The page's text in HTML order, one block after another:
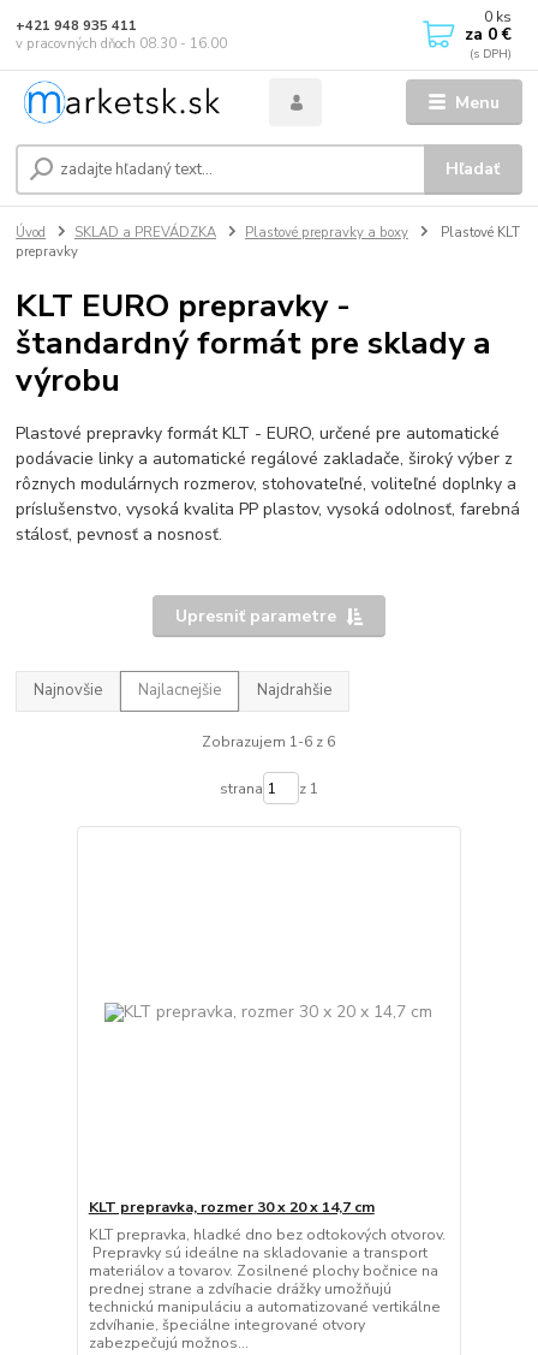
Menu
Hľadať
+421 948 935 411
v pracovných dňoch 08.30 - 16.00
0 ks
za 0 €
Úvod SKLAD a PREVÁDZKA Plastové prepravky a boxy
Plastové KLT
prepravky
KLT EURO prepravky -
štandardný formát pre sklady a
výrobu
Plastové prepravky formát KLT - EURO, určené pre automatické
podávacie linky a automatické regálové zakladače, široký výber z
rôznych modulárnych rozmerov, stohovateľné, voliteľné doplnky a
príslušenstvo, vysoká kvalita PP plastov, vysoká odolnosť, farebná
stálosť, pevnosť a nosnosť.
Upresniť parametre
Najnovšie Najlacnejšie Najdrahšie
Zobrazujem 1-6 z 6
strana z 1
KLT prepravka, rozmer 30 x 20 x 14,7 cm
KLT prepravka, hladké dno bez odtokových otvorov.
Prepravky sú ideálne na skladovanie a transport
materiálov a tovarov. Zosilnené plochy bočnice na
prednej strane a zdvíhacie drážky umožňujú
technickú manipuláciu a automatizované vertikálne
zdvíhanie, špeciálne integrované otvory
zabezpečujú možnos...